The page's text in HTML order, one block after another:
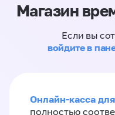
Магазин
Если вы
войдите в
Онлайн-касса
полностью